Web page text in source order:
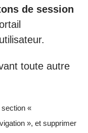
de session
toute autre
«
», et supprimer